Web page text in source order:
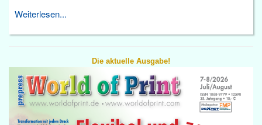
Weiterlesen...
Die aktuelle Ausgabe!